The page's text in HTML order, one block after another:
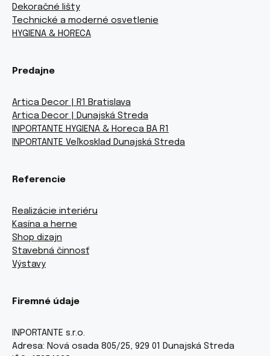
Dekoračné lišty
Technické a moderné osvetlenie
HYGIENA & HORECA
Predajne
Artica Decor | R1 Bratislava
Artica Decor | Dunajská Streda
INPORTANTE HYGIENA & Horeca BA R1
INPORTANTE Veľkosklad Dunajská Streda
Referencie
Realizácie interiéru
Kasína a herne
Shop dizajn
Stavebná činnosť
Výstavy
Firemné údaje
INPORTANTE s.r.o.
Adresa: Nová osada 805/25, 929 01 Dunajská Streda